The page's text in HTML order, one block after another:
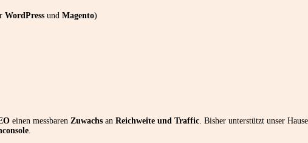
WordPress und Magento)
einen messbaren Zuwachs an Reichweite und Traffic . Bisher unterstützt unser